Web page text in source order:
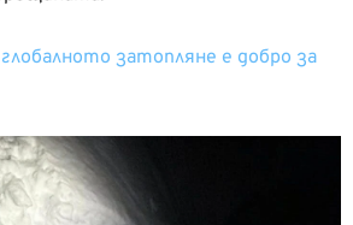
затопляне е добро за